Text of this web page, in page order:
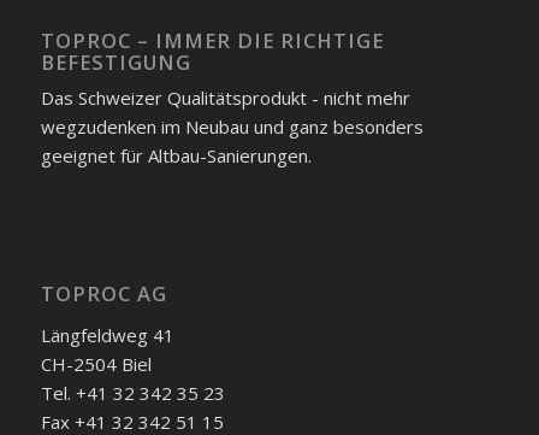
TOPROC – IMMER DIE RICHTIGE
BEFESTIGUNG
Das Schweizer Qualitätsprodukt - nicht mehr
wegzudenken im Neubau und ganz besonders
geeignet für Altbau-Sanierungen.
TOPROC AG
Längfeldweg 41
CH-2504 Biel
Tel. +41 32 342 35 23
Fax +41 32 342 51 15